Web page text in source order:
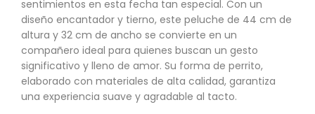
sentimientos en esta fecha tan especial. Con un
diseño encantador y tierno, este peluche de 44 cm de
altura y 32 cm de ancho se convierte en un
compañero ideal para quienes buscan un gesto
significativo y lleno de amor. Su forma de perrito,
elaborado con materiales de alta calidad, garantiza
una experiencia suave y agradable al tacto.